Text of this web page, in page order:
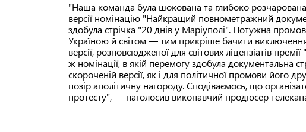
"Наша команда була шокована та глибоко
версії номінацію "Найкращий повнометражний
здобула стрічка "20 днів у Маріуполі". Потужна
Україною й світом — тим прикріше бачити
версії, розповсюдженої для світових ліцензіатів
ж номінації, в якій перемогу здобула документальна
скороченій версії, як і для політичної промови
позір аполітичну нагороду. Сподіваємось, що
протесту", — наголосив виконавчий продюсер